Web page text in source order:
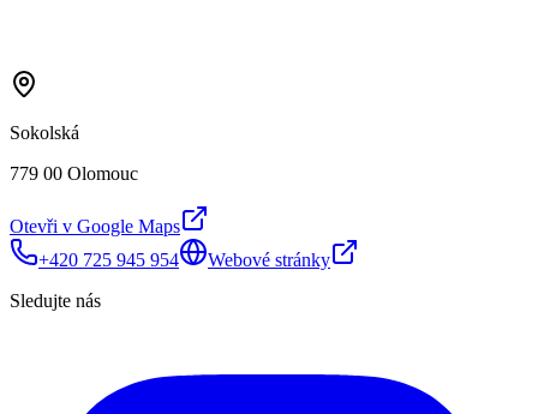
Sokolská
779 00 Olomouc
Otevři v Google Maps
+420 725 945 954
Webové stránky
Sledujte nás